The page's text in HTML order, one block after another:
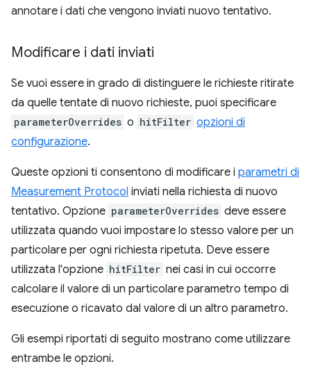
annotare i dati che vengono inviati nuovo tentativo.
Modificare i dati inviati
Se vuoi essere in grado di distinguere le richieste ritirate
da quelle tentate di nuovo richieste, puoi specificare
parameterOverrides o hitFilter opzioni di
configurazione.
Queste opzioni ti consentono di modificare i parametri di
Measurement Protocol inviati nella richiesta di nuovo
tentativo. Opzione parameterOverrides deve essere
utilizzata quando vuoi impostare lo stesso valore per un
particolare per ogni richiesta ripetuta. Deve essere
utilizzata l'opzione hitFilter nei casi in cui occorre
calcolare il valore di un particolare parametro tempo di
esecuzione o ricavato dal valore di un altro parametro.
Gli esempi riportati di seguito mostrano come utilizzare
entrambe le opzioni.